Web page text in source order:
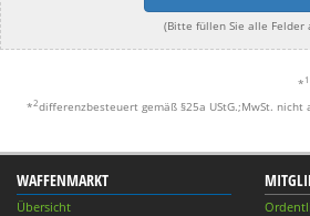
(Bitte füllen Sie alle Felder
* 1
*2differenzbesteuert gemäß §25a UStG.;MwSt. nicht
WAFFENMARKT
Übersicht